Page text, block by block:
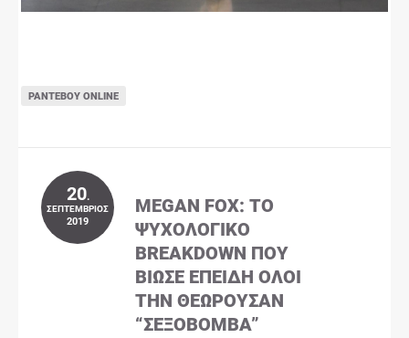
ΡΑΝΤΕΒΟΎ ONLINE
20.
ΣΕΠΤΈΜΒΡΙΟΣ
2019
MEGAN FOX: ΤΟ
ΨΥΧΟΛΟΓΙΚΌ
BREAKDOWN ΠΟΥ
ΒΊΩΣΕ ΕΠΕΙΔΉ ΌΛΟΙ
ΤΗΝ ΘΕΩΡΟΎΣΑΝ
“ΣΕΞΟΒΌΜΒΑ”